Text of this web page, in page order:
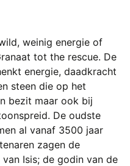
weinig energie of
tot the rescue. De
energie, daadkracht
steen die op het
bezit maar ook bij
De oudste
al vanaf 3500 jaar
zagen de
Isis; de godin van de